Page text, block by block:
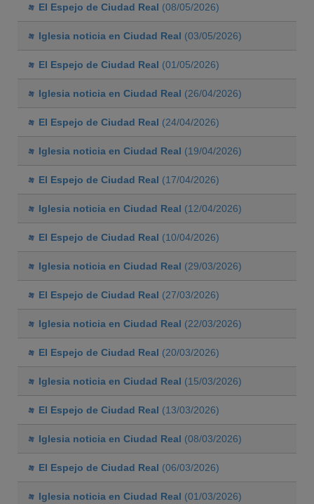
El Espejo de Ciudad Real (08/05/2026)
Iglesia noticia en Ciudad Real (03/05/2026)
El Espejo de Ciudad Real (01/05/2026)
Iglesia noticia en Ciudad Real (26/04/2026)
El Espejo de Ciudad Real (24/04/2026)
Iglesia noticia en Ciudad Real (19/04/2026)
El Espejo de Ciudad Real (17/04/2026)
Iglesia noticia en Ciudad Real (12/04/2026)
El Espejo de Ciudad Real (10/04/2026)
Iglesia noticia en Ciudad Real (29/03/2026)
El Espejo de Ciudad Real (27/03/2026)
Iglesia noticia en Ciudad Real (22/03/2026)
El Espejo de Ciudad Real (20/03/2026)
Iglesia noticia en Ciudad Real (15/03/2026)
El Espejo de Ciudad Real (13/03/2026)
Iglesia noticia en Ciudad Real (08/03/2026)
El Espejo de Ciudad Real (06/03/2026)
Iglesia noticia en Ciudad Real (01/03/2026)